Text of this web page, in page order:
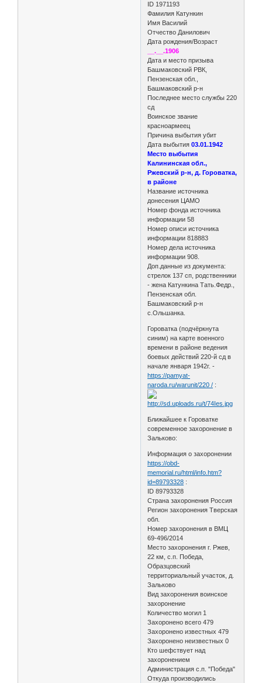
ID 1971193
Фамилия Катункин
Имя Василий
Отчество Данилович
Дата рождения/Возраст
__.__.1906
Дата и место призыва
Башмаковский РВК,
Пензенская обл.,
Башмаковский р-н
Последнее место службы 220
сд
Воинское звание
красноармеец
Причина выбытия убит
Дата выбытия03.01.1942
Место выбытия
Калининская обл.,
Ржевский р-н, д. Гороватка,
в районе
Название источника
донесения ЦАМО
Номер фонда источника
информации 58
Номер описи источника
информации 818883
Номер дела источника
информации 908.
Доп.данные из документа:
стрелок 137 сп, родственники
- жена Катункина Тать.Федр.,
Пензенская обл.
Башмаковский р-н
с.Ольшанка.
Гороватка (подчёркнута
синим) на карте военного
времени в районе ведения
боевых действий 220-й сд в
начале января 1942г. -
https://pamyat-
naroda.ru/warunit/220 / :
Ближайшее к Гороватке
современное захоронение в
Зальково:
Информация о захоронении
https://obd-
memorial.ru/html/info.htm?
id=89793328 :
ID 89793328
Страна захоронения Россия
Регион захоронения Тверская
обл.
Номер захоронения в ВМЦ
69-496/2014
Место захоронения г. Ржев,
22 км, с.п. Победа,
Образцовский
территориальный участок, д.
Зальково
Вид захоронения воинское
захоронение
Количество могил 1
Захоронено всего 479
Захоронено известных 479
Захоронено неизвестных 0
Кто шефствует над
захоронением
Администрация с.п. "Победа"
Откуда производились